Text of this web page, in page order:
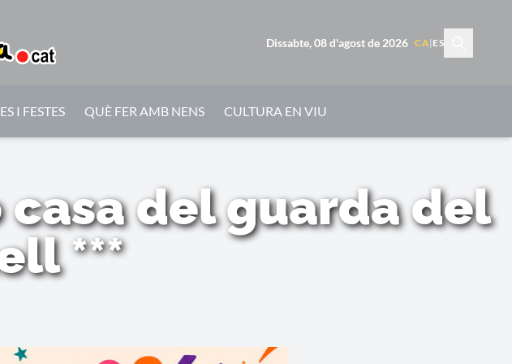
Dissabte, 08 d'agost de 2026 CA| ES
I FESTES QUÈ FER AMB NENS CULTURA EN VIU
del guarda del
***